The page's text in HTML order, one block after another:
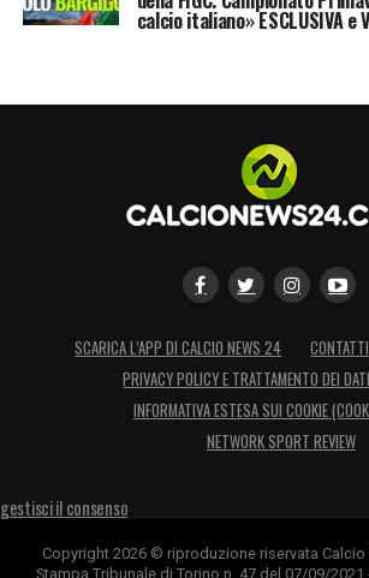
calcio italiano» ESCLUSIVA e
SCARICA L’APP DI CALCIO NEWS 24 CONTATTI
PRIVACY POLICY E TRATTAMENTO DEI
INFORMATIVA ESTESA SUI COOKIE
NETWORK SPORT REVIEW
gestisci il consenso
Copyright 2026 © riproduzione riservata Calcio
Stampa Tribunale di Torino n. 47 del 07/09/